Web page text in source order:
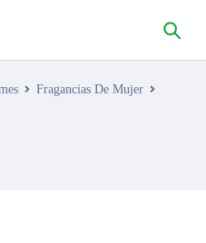
Fragancias De Mujer